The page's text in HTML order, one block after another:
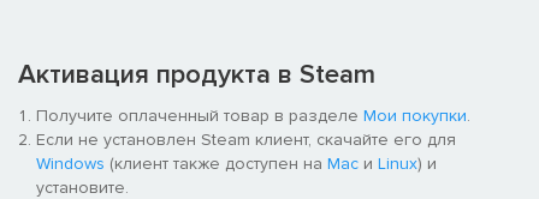
Активация продукта в Steam
Получите оплаченный товар в разделе Мои покупки.
Если не установлен Steam клиент, скачайте его для
Windows (клиент также доступен на Mac и Linux) и
установите.